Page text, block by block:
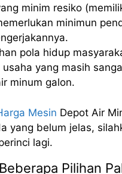
minim resiko
minimun
pola hidup
usaha yang masih
minum galon.
Mesin Depot Air
yang belum jelas,
lagi.
Pilihan